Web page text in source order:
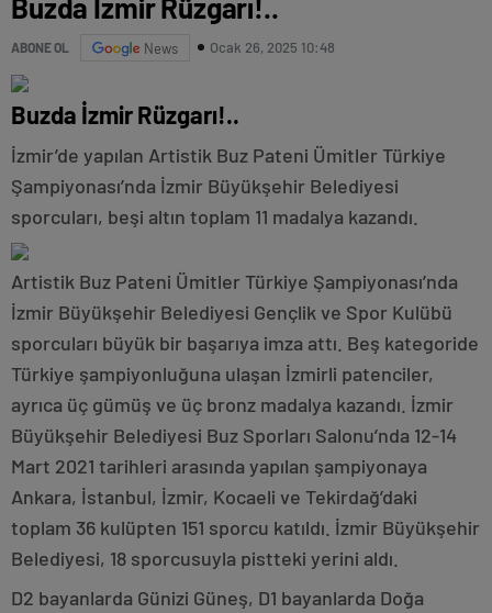
Buzda İzmir Rüzgarı!..
ABONE OL News Ocak 26, 2025 10:48
Buzda İzmir Rüzgarı!..
İzmir’de yapılan Artistik Buz Pateni Ümitler Türkiye
Şampiyonası’nda İzmir Büyükşehir Belediyesi
sporcuları, beşi altın toplam 11 madalya kazandı.
Artistik Buz Pateni Ümitler Türkiye Şampiyonası’nda
İzmir Büyükşehir Belediyesi Gençlik ve Spor Kulübü
sporcuları büyük bir başarıya imza attı. Beş kategoride
Türkiye şampiyonluğuna ulaşan İzmirli patenciler,
ayrıca üç gümüş ve üç bronz madalya kazandı. İzmir
Büyükşehir Belediyesi Buz Sporları Salonu’nda 12-14
Mart 2021 tarihleri arasında yapılan şampiyonaya
Ankara, İstanbul, İzmir, Kocaeli ve Tekirdağ’daki
toplam 36 kulüpten 151 sporcu katıldı. İzmir Büyükşehir
Belediyesi, 18 sporcusuyla pistteki yerini aldı.
D2 bayanlarda Günizi Güneş, D1 bayanlarda Doğa